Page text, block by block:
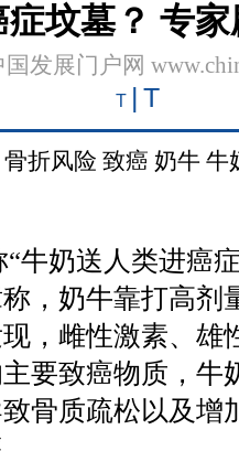
坟墓？ 专
发展门户网
T T
骨折风险 致癌 奶牛 牛
牛奶送人类进癌
，奶牛靠打高剂
，雌性激素、雄
要致癌物质，牛
骨质疏松以及增